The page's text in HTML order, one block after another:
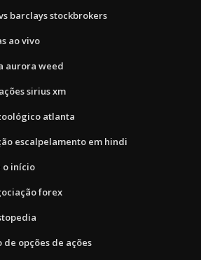
barclays stockbrokers
ao vivo
aurora weed
sirius xm
atlanta
escalpelamento em hindi
o início
forex
opções de ações